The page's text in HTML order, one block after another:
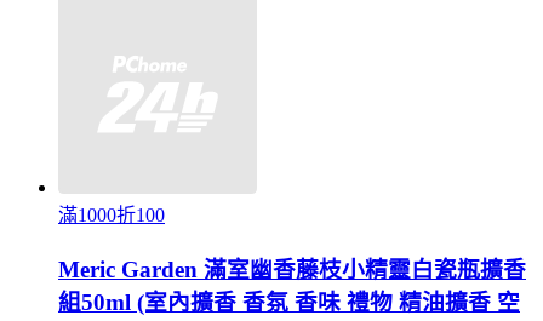
滿1000折100
Meric Garden 滿室幽香藤枝小精靈白瓷瓶擴香
組50ml (室內擴香 香氛 香味 禮物 精油擴香 空